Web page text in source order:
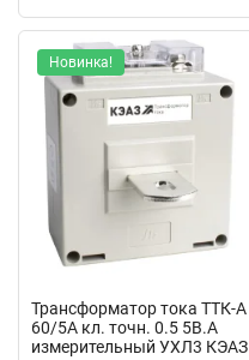
Новинка!
Трансформатор тока ТТК-А
60/5А кл. точн. 0.5 5В.А
измерительный УХЛ3 КЭАЗ